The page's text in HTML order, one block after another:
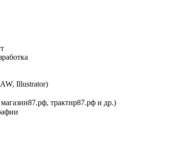
Illustrator)
трактир87.рф и др.)